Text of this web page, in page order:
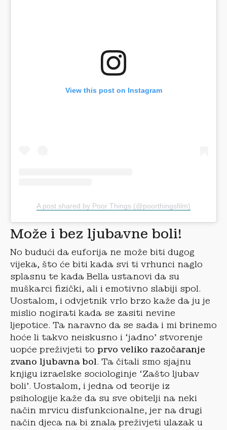
View this post on Instagram
A post shared by Poor Things (@poorthingsfilm)
Može i bez ljubavne boli!
No budući da euforija ne može biti dugog
vijeka, što će biti kada svi ti vrhunci naglo
splasnu te kada Bella ustanovi da su
muškarci fizički, ali i emotivno slabiji spol.
Uostalom, i odvjetnik vrlo brzo kaže da ju je
mislio nogirati kada se zasiti nevine
ljepotice. Ta naravno da se sada i mi brinemo
hoće li takvo neiskusno i ‘jadno’ stvorenje
uopće preživjeti to prvo veliko razočaranje
zvano ljubavna bol. Ta čitali smo sjajnu
knjigu izraelske sociologinje ‘Zašto ljubav
boli’. Uostalom, i jedna od teorije iz
psihologije kaže da su sve obitelji na neki
način mrvicu disfunkcionalne, jer na drugi
način djeca na bi znala preživjeti ulazak u